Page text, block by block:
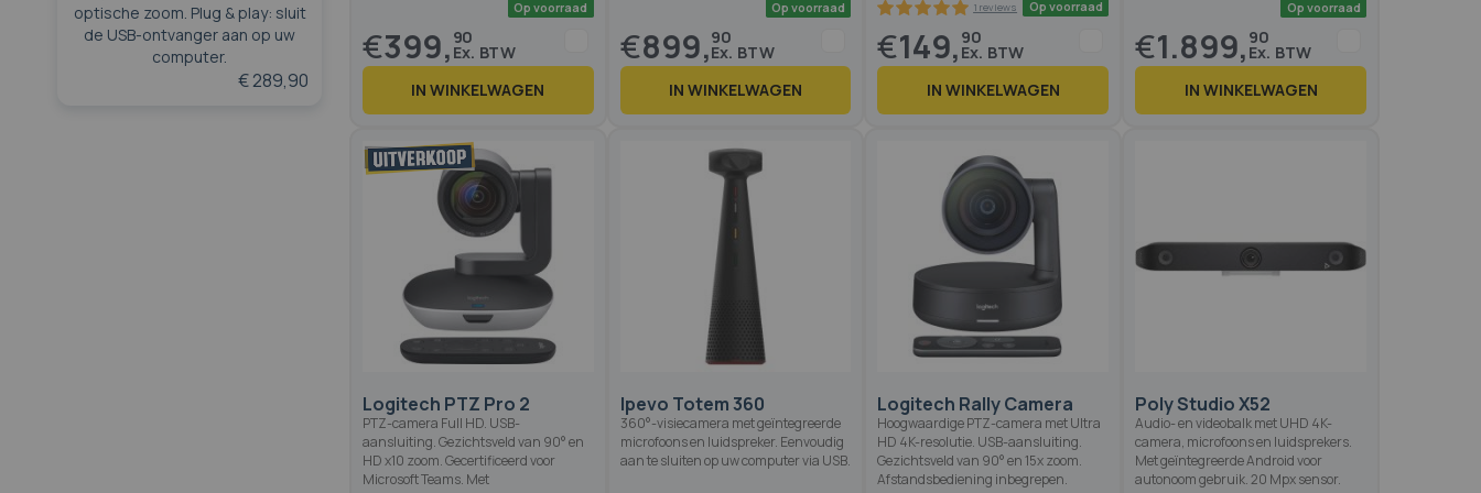
€399, 90
IN WINKELWAGEN
€899,90
IN WINKELWAGEN
100
% of100
€149, 90
IN WINKELWAGEN
€1.899, 90
IN WINKELWAGEN
Logitech PTZ Pro 2
PTZ-camera Full HD. USB-
aansluiting. Gezichtsveld van 90° en
HD x10 zoom. Gecertificeerd voor
Microsoft Teams. Met
Ipevo Totem 360
360°-visiecamera met geïntegreerde
microfoons en luidspreker. Eenvoudig
aan te sluiten op uw computer via USB.
Logitech Rally Camera
Hoogwaardige PTZ-camera met Ultra
HD 4K-resolutie. USB-aansluiting.
Gezichtsveld van 90° en 15x zoom.
Afstandsbediening inbegrepen.
Poly Studio X52
Audio- en videobalk met UHD 4K-
camera, microfoons en luidsprekers.
Met geïntegreerde Android voor
autonoom gebruik. 20 Mpx sensor.
optische zoom. Plug & play: sluit
de USB-ontvanger aan op uw
computer.
€ 289,90